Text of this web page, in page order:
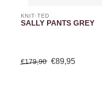
KNIT-TED
SALLY PANTS GREY
€179,90 €89,95